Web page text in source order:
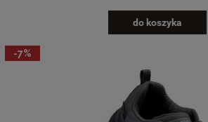
do koszyka
-7%